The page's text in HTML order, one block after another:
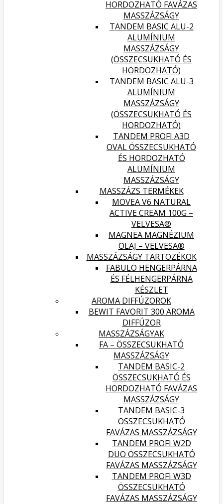
HORDOZHATÓ FAVÁZAS
MASSZÁZSÁGY
TANDEM BASIC ALU-2
ALUMÍNIUM
MASSZÁZSÁGY
(ÖSSZECSUKHATÓ ÉS
HORDOZHATÓ)
TANDEM BASIC ALU-3
ALUMÍNIUM
MASSZÁZSÁGY
(ÖSSZECSUKHATÓ ÉS
HORDOZHATÓ)
TANDEM PROFI A3D
OVAL ÖSSZECSUKHATÓ
ÉS HORDOZHATÓ
ALUMÍNIUM
MASSZÁZSÁGY
MASSZÁZS TERMÉKEK
MOVEA V6 NATURAL
ACTIVE CREAM 100G –
VELVESA®
MAGNEA MAGNÉZIUM
OLAJ – VELVESA®
MASSZÁZSÁGY TARTOZÉKOK
FABULO HENGERPÁRNA
ÉS FÉLHENGERPÁRNA
KÉSZLET
AROMA DIFFÚZOROK
BEWIT FAVORIT 300 AROMA
DIFFÚZOR
MASSZÁZSÁGYAK
FA – ÖSSZECSUKHATÓ
MASSZÁZSÁGY
TANDEM BASIC-2
ÖSSZECSUKHATÓ ÉS
HORDOZHATÓ FAVÁZAS
MASSZÁZSÁGY
TANDEM BASIC-3
ÖSSZECSUKHATÓ
FAVÁZAS MASSZÁZSÁGY
TANDEM PROFI W2D
DUO ÖSSZECSUKHATÓ
FAVÁZAS MASSZÁZSÁGY
TANDEM PROFI W3D
ÖSSZECSUKHATÓ
FAVÁZAS MASSZÁZSÁGY